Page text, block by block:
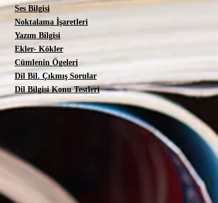
Ses Bilgisi
Noktalama İşaretleri
Yazım Bilgisi
Ekler- Kökler
Cümlenin Ögeleri
Dil Bil. Çıkmış Sorular
Dil Bilgisi Konu Testleri